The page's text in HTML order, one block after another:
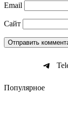
Email
Сайт
Популярное